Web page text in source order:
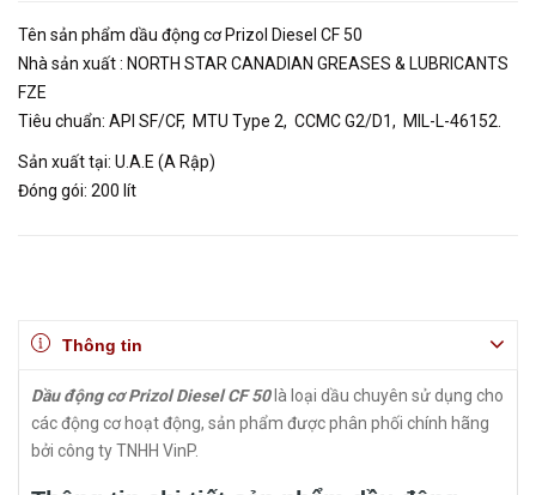
Tên sản phẩm dầu động cơ Prizol Diesel CF 50
Nhà sản xuất : NORTH STAR CANADIAN GREASES & LUBRICANTS
FZE
Tiêu chuẩn: API SF/CF, MTU Type 2, CCMC G2/D1, MIL-L-46152.
Sản xuất tại: U.A.E (A Rập)
Đóng gói: 200 lít
Thông tin
Dầu động cơ Prizol Diesel CF 50là loại dầu chuyên sử dụng cho
các động cơ hoạt động, sản phẩm được phân phối chính hãng
bởi công ty TNHH VinP.